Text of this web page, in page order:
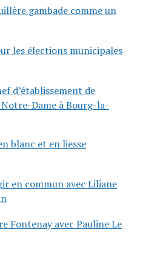
gambade comme un
les élections municipales
d’établissement de
Dame à Bourg-la-
blanc et en liesse
en commun avec Liliane
Fontenay avec Pauline Le